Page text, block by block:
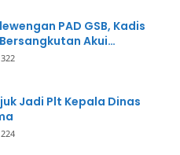
PAD GSB, Kadis
Akui
Siap Mengembalikan
322
Jadi Plt Kepala Dinas
224